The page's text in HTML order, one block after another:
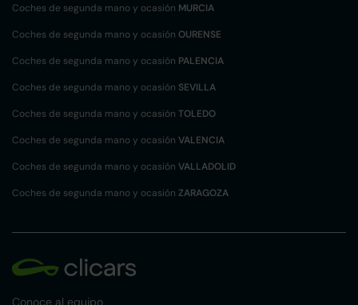
Coches de segunda mano y ocasión MURCIA
Coches de segunda mano y ocasión OURENSE
Coches de segunda mano y ocasión PALENCIA
Coches de segunda mano y ocasión SEVILLA
Coches de segunda mano y ocasión TOLEDO
Coches de segunda mano y ocasión VALENCIA
Coches de segunda mano y ocasión VALLADOLID
Coches de segunda mano y ocasión ZARAGOZA
Conoce al equipo